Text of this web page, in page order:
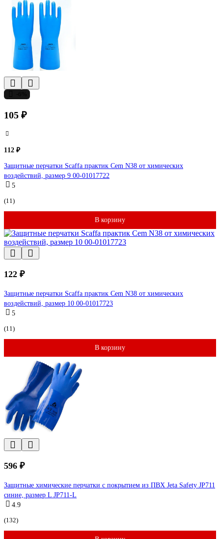
105 ₽
112 ₽
Защитные перчатки Scaffa практик Cem N38 от химических
воздействий, размер 9 00-01017722
5
(11)
В корзину
122 ₽
Защитные перчатки Scaffa практик Cem N38 от химических
воздействий, размер 10 00-01017723
5
(11)
В корзину
596 ₽
Защитные химические перчатки с покрытием из ПВХ Jeta Safety JP711
синие, размер L JP711-L
4.9
(132)